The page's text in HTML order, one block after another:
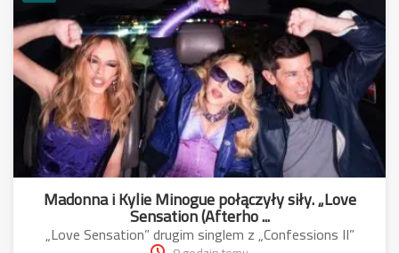
Madonna i Kylie Minogue połączyły siły. „Love
Sensation (Afterho ...
„Love Sensation” drugim singlem z „Confessions II”